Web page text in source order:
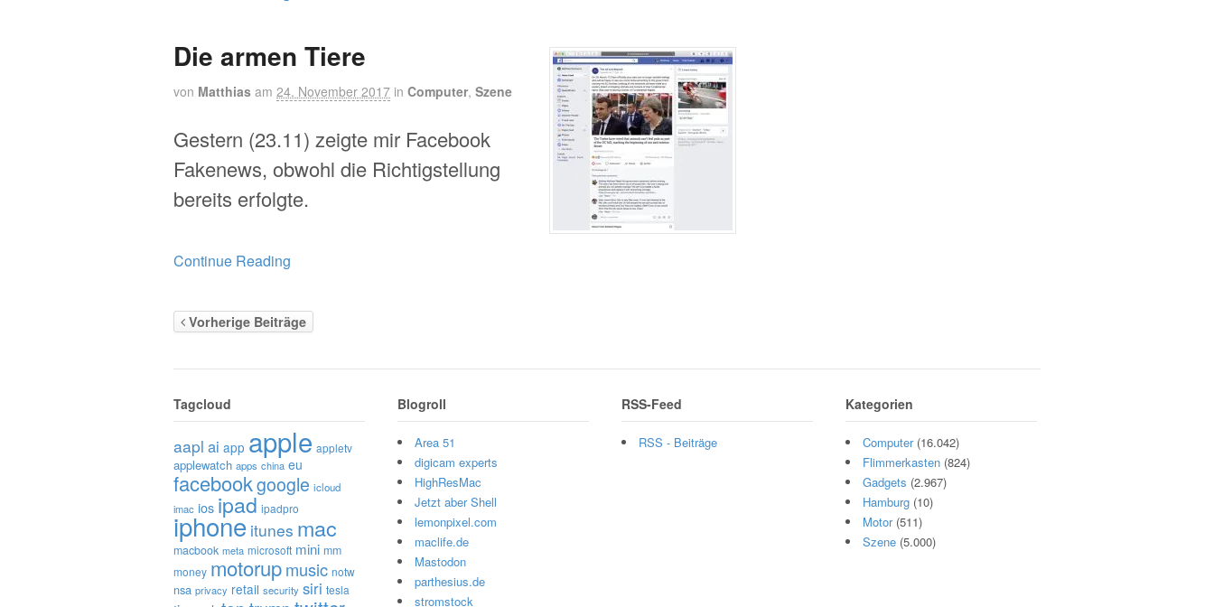
Die armen Tiere
von Matthias am 24. November 2017 in Computer, Szene
Gestern (23.11) zeigte mir Facebook
Fakenews, obwohl die Richtigstellung
bereits erfolgte.
Continue Reading
Vorherige Beiträge
Tagcloud
aapl ai app apple appletv
applewatch apps china eu
facebookgoogle icloud
imac ios ipad ipadpro
iphone itunes mac
macbook meta microsoft mini mm
money motorupmusic notw
nsa privacy retail security siri tesla
Blogroll
Area 51
digicam experts
HighResMac
Jetzt aber Shell
lemonpixel.com
maclife.de
Mastodon
parthesius.de
stromstock
RSS-Feed
RSS - Beiträge
Kategorien
Computer(16.042)
Flimmerkasten (824)
Gadgets (2.967)
Hamburg (10)
Motor(511)
Szene (5.000)